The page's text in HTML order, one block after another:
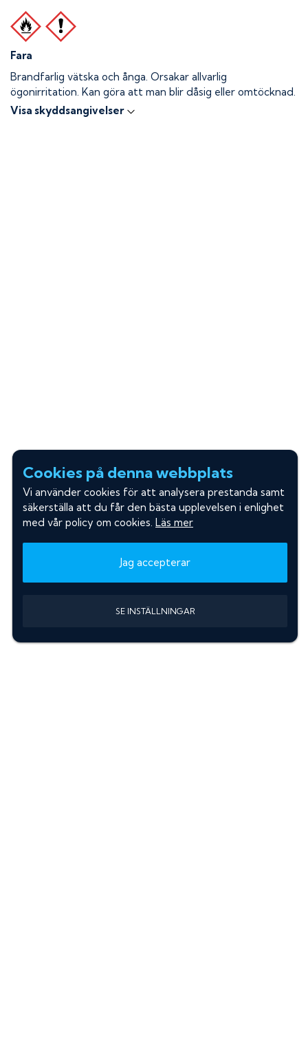
Fara
Brandfarlig vätska och ånga. Orsakar allvarlig
ögonirritation. Kan göra att man blir dåsig eller omtöcknad.
Visa skyddsangivelser
Cookies på denna webbplats
Vi använder cookies för att analysera prestanda samt
säkerställa att du får den bästa upplevelsen i enlighet
med vår policy om cookies. Läs mer
Jag accepterar
SE INSTÄLLNINGAR